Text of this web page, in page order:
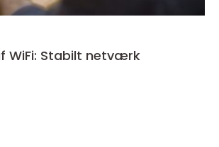
WiFi: Stabilt netværk